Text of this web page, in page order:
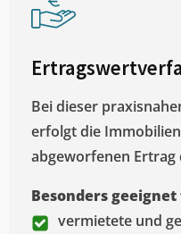
Bei dieser
erfolgt die
abgeworfenen
Besonders
vermietete und